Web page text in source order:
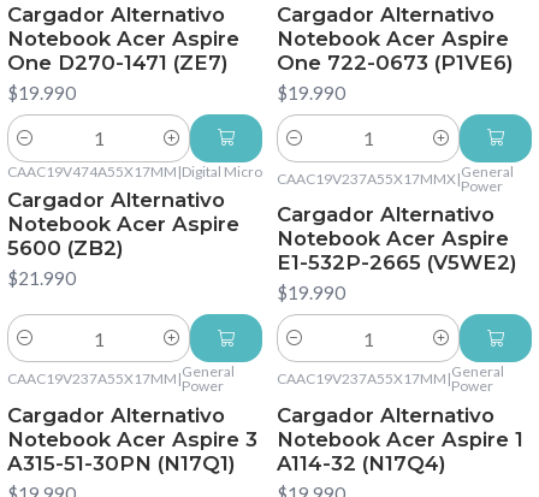
Cargador Alternativo
Notebook Acer Aspire
One D270-1471 (ZE7)
$19.990
Cantidad
Cargador Alternativo
Notebook Acer Aspire
One 722-0673 (P1VE6)
$19.990
Cantidad
CAAC19V474A55X17MM |Digital Micro
Cargador Alternativo
Notebook Acer Aspire
5600 (ZB2)
$21.990
Cantidad
CAAC19V237A55X17MMX |General
Power
Cargador Alternativo
Notebook Acer Aspire
E1-532P-2665 (V5WE2)
$19.990
Cantidad
CAAC19V237A55X17MM |General
Power
Cargador Alternativo
Notebook Acer Aspire 3
A315-51-30PN (N17Q1)
CAAC19V237A55X17MM |General
Power
Cargador Alternativo
Notebook Acer Aspire 1
A114-32 (N17Q4)